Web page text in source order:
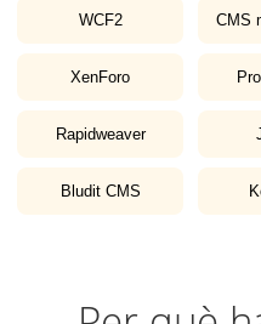
WCF2 CMS
XenForo
Rapidweaver
Bludit CMS